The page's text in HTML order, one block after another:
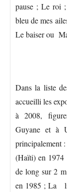
pause ; Le roi
bleu de mes
Le baiser ou
Dans la liste
accueilli les
à 2008,
Guyane et à
principalement
(Haïti) en 1974
de long sur 2
en 1985 ; La